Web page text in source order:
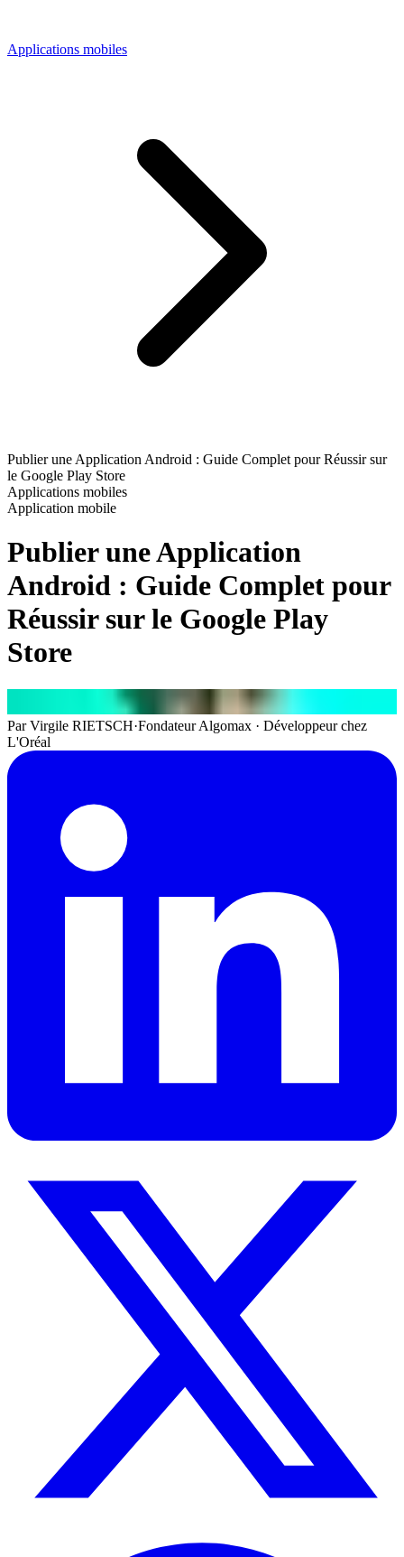
Applications mobiles
Publier une Application Android : Guide Complet pour Réussir sur
le Google Play Store
Applications mobiles
Application mobile
Publier une Application
Android : Guide Complet pour
Réussir sur le Google Play
Store
ParVirgile RIETSCH·Fondateur Algomax · Développeur chez
L'Oréal